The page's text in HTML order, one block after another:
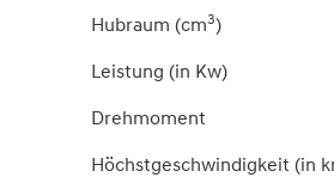
Hubraum (cm3)
Leistung (in Kw)
Drehmoment
Höchstgeschwindigkeit (in